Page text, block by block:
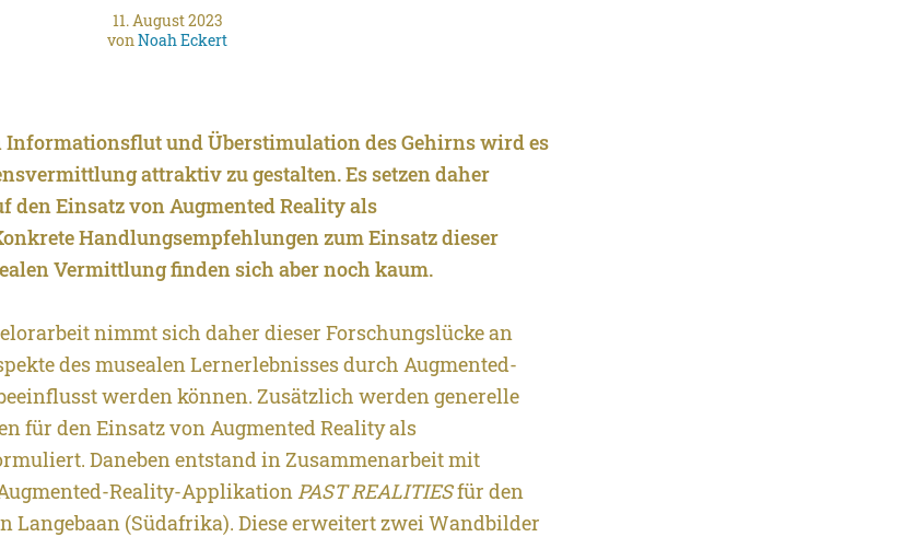
11. August 2023
vonNoah Eckert
Informationsflut und Überstimulation des Gehirns wird es
attraktiv zu gestalten. Es setzen daher
den Einsatz von Augmented Reality als
Handlungsempfehlungen zum Einsatz dieser
Vermittlung finden sich aber noch kaum.
nimmt sich daher dieser Forschungslücke an
des musealen Lernerlebnisses durch Augmented-
werden können. Zusätzlich werden generelle
für den Einsatz von Augmented Reality als
Daneben entstand in Zusammenarbeit mit
Reality-ApplikationPAST REALITIESfür den
Langebaan (Südafrika). Diese erweitert zwei Wandbilder